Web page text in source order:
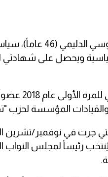
وهيبت حمد عباس
ويحصل على
ودخل
والقيادات المؤسسة لحزب